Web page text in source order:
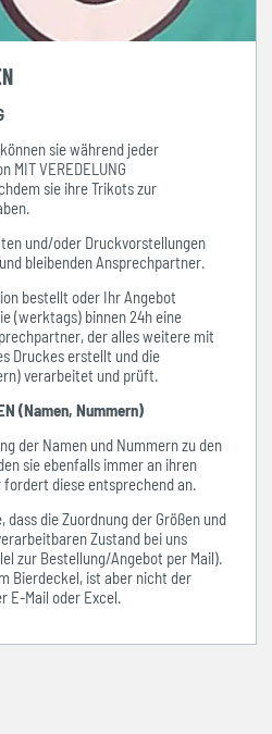
sie während jeder
VEREDELUNG
sie ihre Trikots zur
und/oder Druckvorstellungen
bleibenden Ansprechpartner.
bestellt oder Ihr Angebot
(werktags) binnen 24h eine
der alles weitere mit
Druckes erstellt und die
verarbeitet und prüft.
(Namen, Nummern)
der Namen und Nummern zu den
sie ebenfalls immer an ihren
diese entsprechend an.
dass die Zuordnung der Größen und
Zustand bei uns
zur Bestellung/Angebot per Mail).
Bierdeckel, ist aber nicht der
E-Mail oder Excel.